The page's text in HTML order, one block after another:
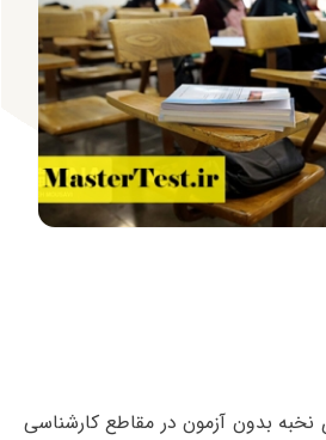
نخبه بدون آزمون در مقاطع کارشناسی